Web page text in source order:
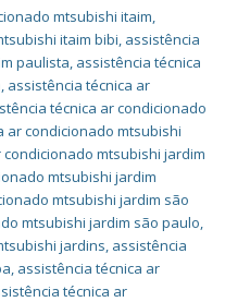
mtsubishi itaim,
itaim bibi, assistência
paulista, assistência técnica
, assistência técnica ar
técnica ar condicionado
ar condicionado mtsubishi
mtsubishi jardim
mtsubishi jardim
mtsubishi jardim são
mtsubishi jardim são paulo,
jardins, assistência
, assistência técnica ar
técnica ar